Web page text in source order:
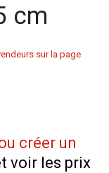
cm
sur la page
créer un
voir les prix